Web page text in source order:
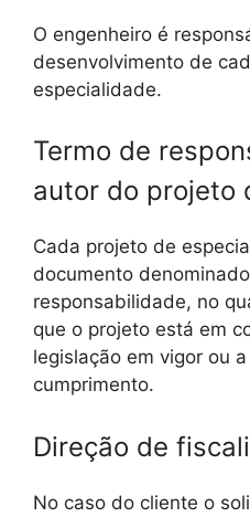
O engenheiro é
desenvolvimento de
especialidade.
Termo de
autor do projeto
Cada projeto de
documento
responsabilidade, no
que o projeto está em
legislação em vigor ou
cumprimento.
Direção de
No caso do cliente o